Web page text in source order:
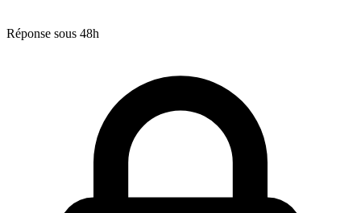
Réponse sous 48h